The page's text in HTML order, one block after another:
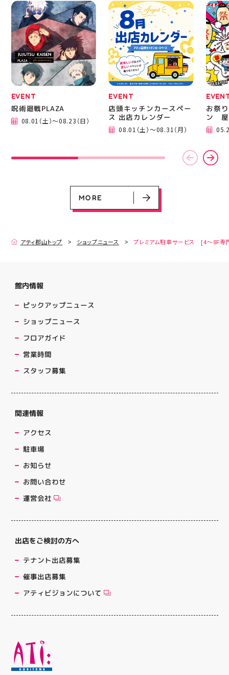
呪術廻戦PLAZA
08.01（土）～08.23（日）
店頭キッチンカースペース 出店カ
レンダー
08.01（土）～08.31（月）
お祭りBBQビアガーデン 屋上で好
評営業中！
05.21（木）～09.27（日）
ヨドバシカメラ 平日限定1時間駐
車サービス
プレミアム駐車サービス [4～8F
専門店対象]
MORE
EVENT
呪術廻戦PLAZA
08.01（土）～08.23（日）
EVENT
店頭キッチンカースペー
ス 出店カレンダー
08.01（土）～08.31（月）
お祭
ン 屋
MORE
アティ郡山トップ ショップニュース プレミアム駐車サービス [4～8F専
館内情報
ピックアップニュース
ショップニュース
フロアガイド
営業時間
スタッフ募集
関連情報
アクセス
駐車場
お知らせ
お問い合わせ
運営会社
出店をご検討の方へ
テナント出店募集
催事出店募集
アティビジョンについて